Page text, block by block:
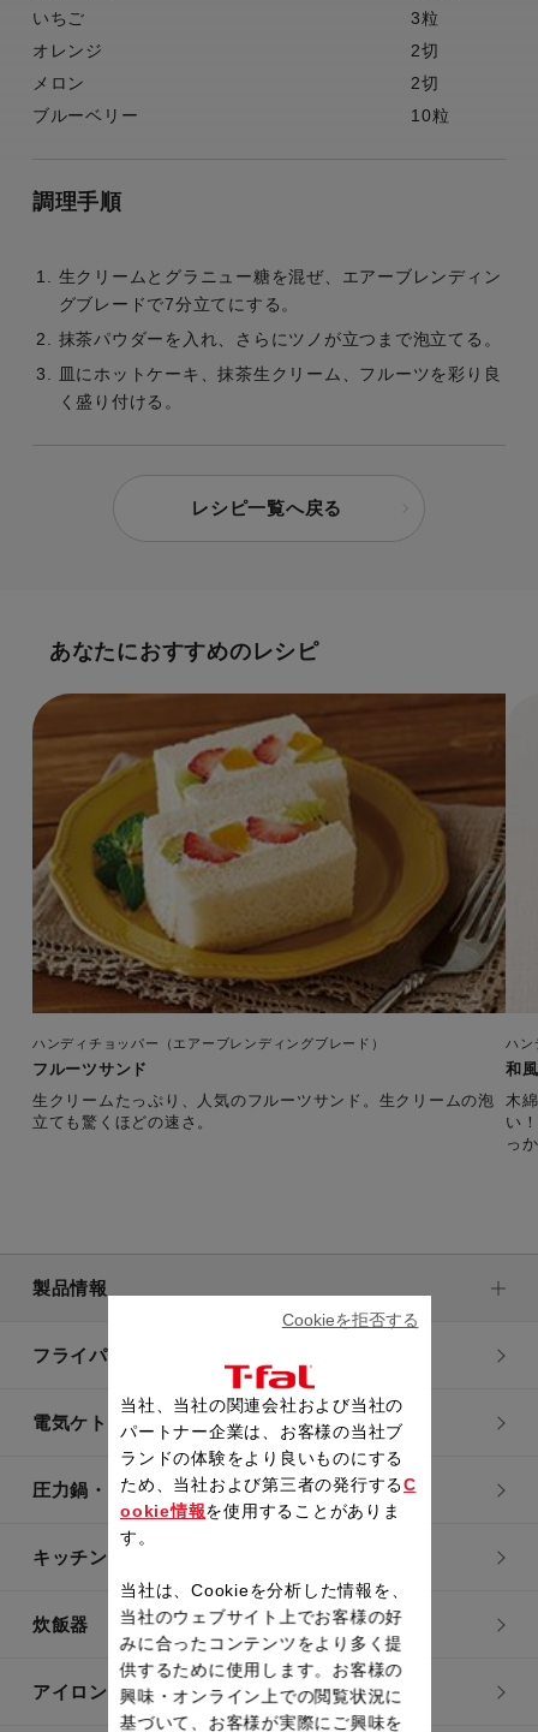
いちご
3粒
オレンジ
2切
メロン
2切
ブルーベリー
10粒
調理手順
生クリームとグラニュー糖を混ぜ、エアーブレンディン
グブレードで7分立てにする。
抹茶パウダーを入れ、さらにツノが立つまで泡立てる。
皿にホットケーキ、抹茶生クリーム、フルーツを彩り良
く盛り付ける。
レシピ一覧へ戻る
あなたにおすすめのレシピ
ハンディチョッパー（エアーブレンディングブレード）
フルーツサンド
生クリームたっぷり、人気のフルーツサンド。生クリームの泡
立ても驚くほどの速さ。
ハン
和
木
い
っ
製品情報
フライパン・鍋
電気ケトル
圧力鍋・電気圧力鍋
キッチン用品
炊飯器
アイロン・衣類スチーマー
当社、当社の関連会社および当社の
パートナー企業は、お客様の当社ブ
ランドの体験をより良いものにする
ため、当社および第三者の発行するC
ookie情報を使用することがありま
す。
当社は、Cookieを分析した情報を、
当社のウェブサイト上でお客様の好
みに合ったコンテンツをより多く提
供するために使用します。お客様の
興味・オンライン上での閲覧状況に
基づいて、お客様が実際にご興味を
Cookieを拒否する